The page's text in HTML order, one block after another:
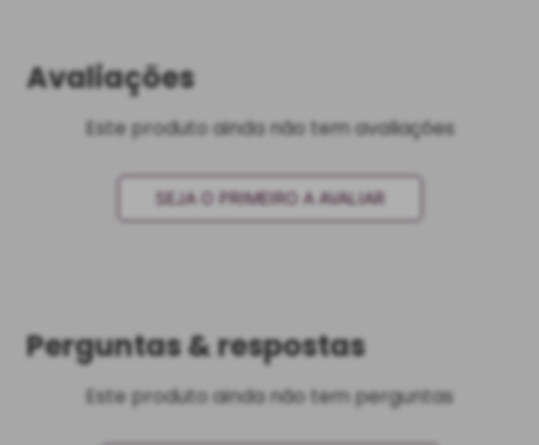
Avaliações
Este produto ainda não tem avaliações
SEJA O PRIMEIRO A AVALIAR
Perguntas & respostas
Este produto ainda não tem perguntas